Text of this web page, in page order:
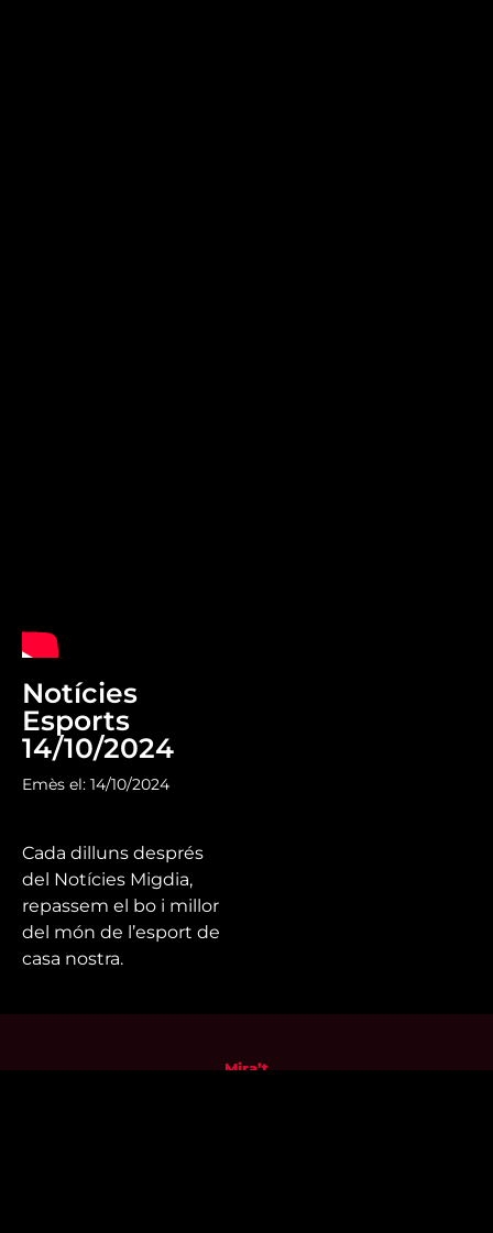
Notícies
Esports
14/10/2024
Emès el: 14/10/2024
Cada dilluns després
del Notícies Migdia,
repassem el bo i millor
del món de l’esport de
casa nostra.
Mira’t